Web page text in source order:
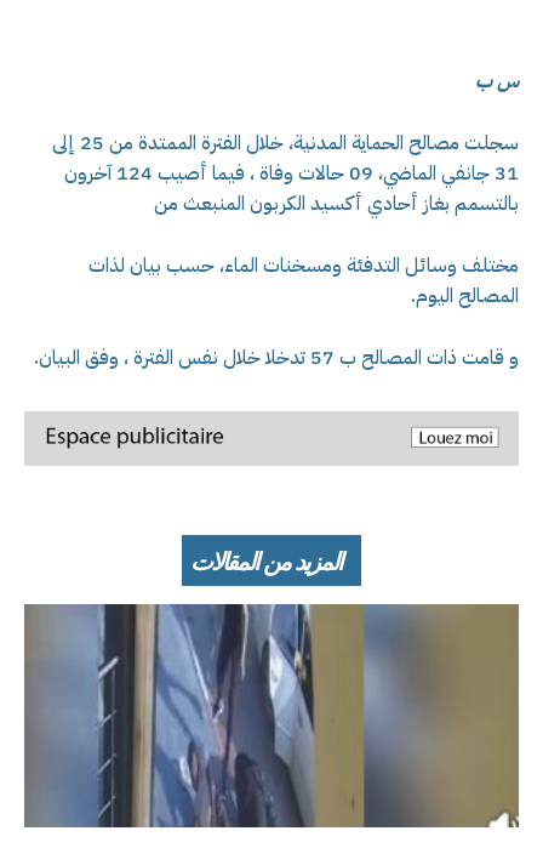
س ب
سجلت مصالح الحماية المدنية، خلال الفترة الممتدة من 25 إلى
31 جانفي الماضي، 09 حالات وفاة ، فيما أصيب 124 آخرون
بالتسمم بغاز أحادي أكسيد الكربون المنبعث من
مختلف وسائل التدفئة ومسخنات الماء، حسب بيان لذات
المصالح اليوم.
و قامت ذات المصالح ب 57 تدخلا خلال نفس الفترة ، وفق البيان.
المزيد من المقالات